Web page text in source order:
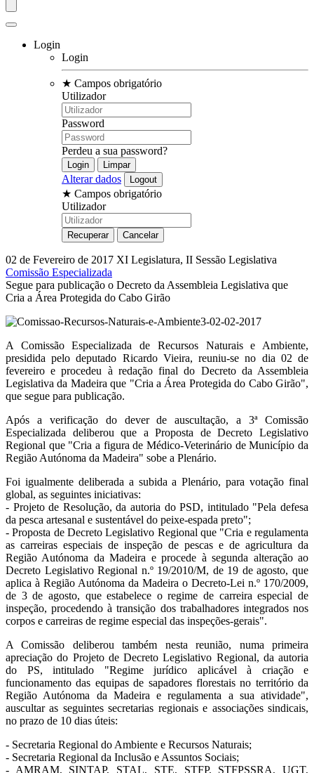
Login
Login
★ Campos obrigatório
Utilizador
Password
Perdeu a sua password?
Alterar dados
★ Campos obrigatório
Utilizador
02 de Fevereiro de 2017 XI Legislatura, II Sessão Legislativa
Comissão Especializada
Segue para publicação o Decreto da Assembleia Legislativa que
Cria a Área Protegida do Cabo Girão
A Comissão Especializada de Recursos Naturais e Ambiente,
presidida pelo deputado Ricardo Vieira, reuniu-se no dia 02 de
fevereiro e procedeu à redação final do Decreto da Assembleia
Legislativa da Madeira que "Cria a Área Protegida do Cabo Girão",
que segue para publicação.
Após a verificação do dever de auscultação, a 3ª Comissão
Especializada deliberou que a Proposta de Decreto Legislativo
Regional que "Cria a figura de Médico-Veterinário de Município da
Região Autónoma da Madeira" sobe a Plenário.
Foi igualmente deliberada a subida a Plenário, para votação final
global, as seguintes iniciativas:
- Projeto de Resolução, da autoria do PSD, intitulado "Pela defesa
da pesca artesanal e sustentável do peixe-espada preto";
- Proposta de Decreto Legislativo Regional que "Cria e regulamenta
as carreiras especiais de inspeção de pescas e de agricultura da
Região Autónoma da Madeira e procede à segunda alteração ao
Decreto Legislativo Regional n.º 19/2010/M, de 19 de agosto, que
aplica à Região Autónoma da Madeira o Decreto-Lei n.º 170/2009,
de 3 de agosto, que estabelece o regime de carreira especial de
inspeção, procedendo à transição dos trabalhadores integrados nos
corpos e carreiras de regime especial das inspeções-gerais".
A Comissão deliberou também nesta reunião, numa primeira
apreciação do Projeto de Decreto Legislativo Regional, da autoria
do PS, intitulado "Regime jurídico aplicável à criação e
funcionamento das equipas de sapadores florestais no território da
Região Autónoma da Madeira e regulamenta a sua atividade",
auscultar as seguintes secretarias regionais e associações sindicais,
no prazo de 10 dias úteis:
- Secretaria Regional do Ambiente e Recursos Naturais;
- Secretaria Regional da Inclusão e Assuntos Sociais;
- AMRAM, SINTAP, STAL, STE, STFP, STFPSSRA, UGT,